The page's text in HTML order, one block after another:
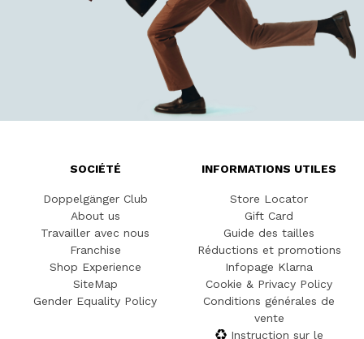
SOCIÉTÉ
Doppelgänger Club
About us
Travailler avec nous
Franchise
Shop Experience
SiteMap
Gender Equality Policy
INFORMATIONS UTILES
Store Locator
Gift Card
Guide des tailles
Réductions et promotions
Infopage Klarna
Cookie & Privacy Policy
Conditions générales de
vente
Instruction sur le